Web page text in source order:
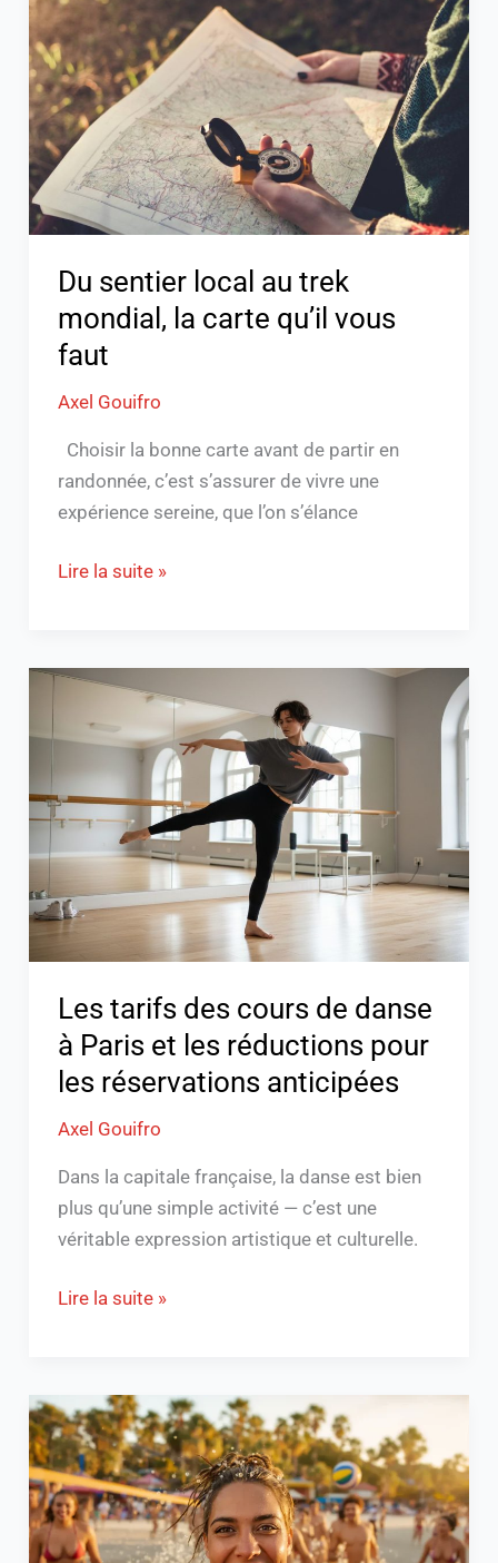
Du sentier local au trek
mondial, la carte qu’il vous
faut
Axel Gouifro
Choisir la bonne carte avant de partir en
randonnée, c’est s’assurer de vivre une
expérience sereine, que l’on s’élance
local
au
trek
mondial,
la
carte
qu’il
vous
faut
Lire la suite »
Les tarifs des cours de danse
à Paris et les réductions pour
les réservations anticipées
Axel Gouifro
Dans la capitale française, la danse est bien
plus qu’une simple activité — c’est une
véritable expression artistique et culturelle.
Les
des
cours
de
Paris
et
les
réductions
pour
les
réservations
anticipées
Lire la suite »
Sport
nudité
:
Guide
pour